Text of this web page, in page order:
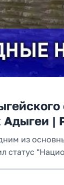
Адыгеи |
из
статус